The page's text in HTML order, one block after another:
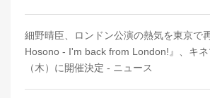
細野晴臣、ロンドン公演の熱気を東京で
Hosono - I'm back from London!』、キ
（木）に開催決定 - ニュース